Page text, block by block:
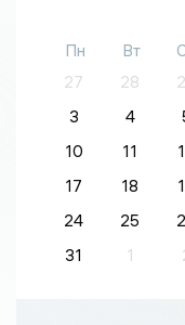
Пн Вт
27
28
3
4
10
11
17
18
24
25
31
1